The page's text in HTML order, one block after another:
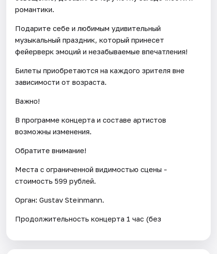
романтики.
Подарите себе и любимым удивительный
музыкальный праздник, который принесет
фейерверк эмоций и незабываемые впечатления!
Билеты приобретаются на каждого зрителя вне
зависимости от возраста.
Важно!
В программе концерта и составе артистов
возможны изменения.
Обратите внимание!
Места с ограниченной видимостью сцены -
стоимость 599 рублей.
Орган: Gustav Steinmann.
Продолжительность концерта 1 час (без